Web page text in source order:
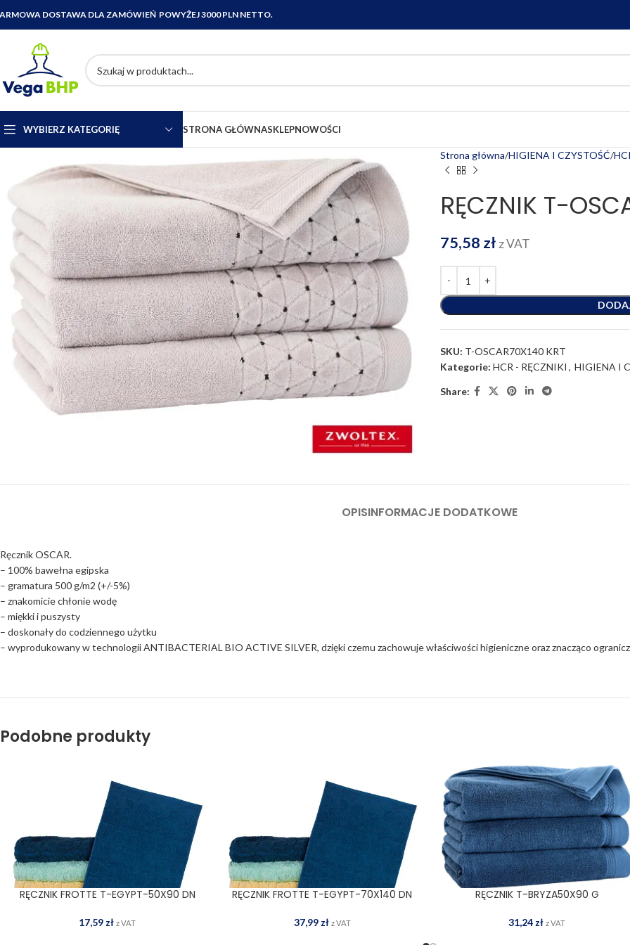
DOSTAWA DLA ZAMÓWIEŃ POWYŻEJ 3000 PLN NETTO.
WYBIERZ KATEGORIĘ STRONA GŁÓWNASKLEPNOWOŚCI
Strona główna HIGIENA I CZYSTOŚĆ
RĘCZNIK T-
75,58 zł z VAT
SKU: T-OSCAR70X140 KRT
Kategorie: HCR - RĘCZNIKI , HIGIENA I
Share:
OPISINFORMACJE DODATKOWE
Ręcznik OSCAR.
– 100% bawełna egipska
– gramatura 500 g/m2 (+/-5%)
– znakomicie chłonie wodę
– miękki i puszysty
– doskonały do codziennego użytku
– wyprodukowany w technologii ANTIBACTERIAL BIO ACTIVE SILVER, dzięki czemu zachowuje właściwości higieniczne oraz znacząco
Podobne produkty
DODAJ DO KOSZYKA
RĘCZNIK FROTTE T-EGYPT-50X90 DN
17,59 zł z VAT
DODAJ DO KOSZYKA
RĘCZNIK FROTTE T-EGYPT-70X140 DN
37,99 zł z VAT
DODAJ DO KOSZYKA
RĘCZNIK T-BRYZA50X90 G
31,24 zł z VAT